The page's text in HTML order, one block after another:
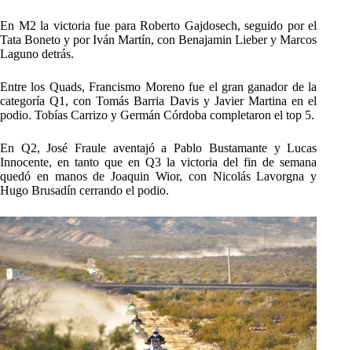
En M2 la victoria fue para Roberto Gajdosech, seguido por el
Tata Boneto y por Iván Martín, con Benajamin Lieber y Marcos
Laguno detrás.
Entre los Quads, Francismo Moreno fue el gran ganador de la
categoría Q1, con Tomás Barria Davis y Javier Martina en el
podio. Tobías Carrizo y Germán Córdoba completaron el top 5.
En Q2, José Fraule aventajó a Pablo Bustamante y Lucas
Innocente, en tanto que en Q3 la victoria del fin de semana
quedó en manos de Joaquin Wior, con Nicolás Lavorgna y
Hugo Brusadín cerrando el podio.